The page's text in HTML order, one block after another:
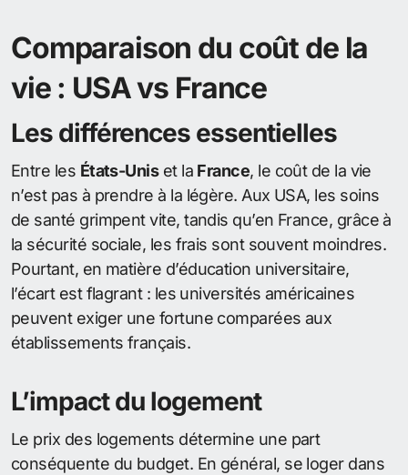
Comparaison du coût de la
vie : USA vs France
Les différences essentielles
Entre les États-Uniset la France, le coût de la vie
n’est pas à prendre à la légère. Aux USA, les soins
de santé grimpent vite, tandis qu’en France, grâce à
la sécurité sociale, les frais sont souvent moindres.
Pourtant, en matière d’éducation universitaire,
l’écart est flagrant : les universités américaines
peuvent exiger une fortune comparées aux
établissements français.
L’impact du logement
Le prix des logements détermine une part
conséquente du budget. En général, se loger dans